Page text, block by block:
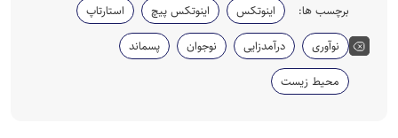
برچسب ها: اینوتکس اینوتکس پیچ
استارتاپ
نوآوری
درآمدزایی نوجوان
پسماند
محیط زیست